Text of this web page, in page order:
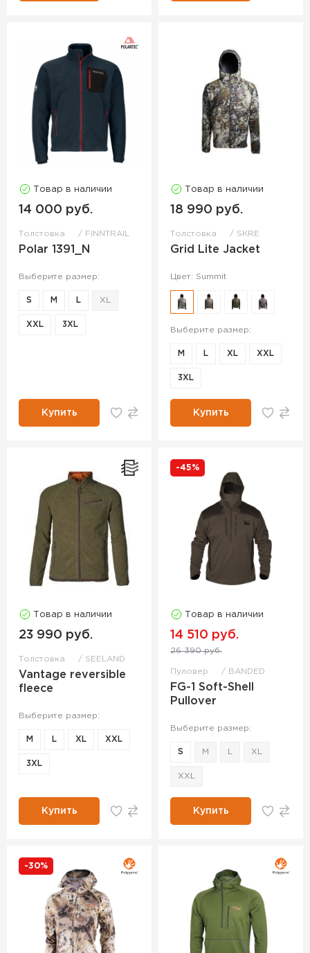
Товар в наличии
14 000 руб.
Толстовка FINNTRAIL
Polar 1391_N
Выберите размер:
S M L XL
XXL 3XL
Купить
Товар в наличии
18 990 руб.
Толстовка SKRE
Grid Lite Jacket
Цвет: Summit
Выберите размер:
M L XL XXL
3XL
Купить
Товар в наличии
23 990 руб.
Толстовка SEELAND
Vantage reversible
fleece
Выберите размер:
M L XL XXL
3XL
Купить
-45%
Товар в наличии
14 510 руб.
26 390 руб.
Пуловер BANDED
FG-1 Soft-Shell
Pullover
Выберите размер:
S M XL
XXL
Купить
-30%